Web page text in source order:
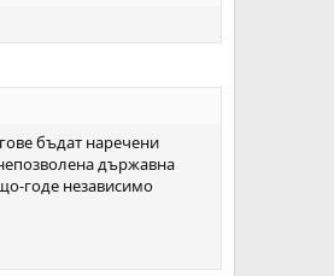
бъдат наречени
държавна
годе независимо